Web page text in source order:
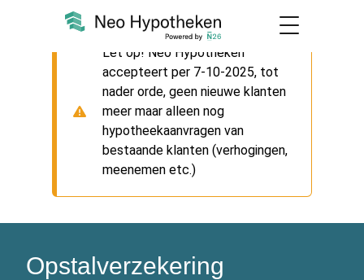
Let op! Neo Hypotheken
accepteert per 7-10-2025, tot
nader orde, geen nieuwe klanten
meer maar alleen nog
hypotheekaanvragen van
bestaande klanten (verhogingen,
meenemen etc.)
Opstalverzekering